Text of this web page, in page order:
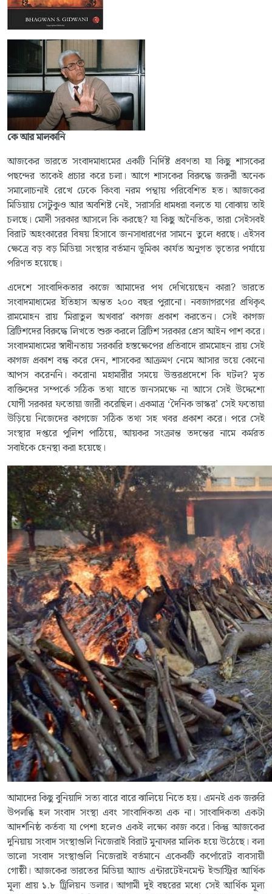
কে আর মালকানি
আজকের ভারতে সংবাদমাধ্যমের একটি নির্দিষ্ট প্রবণতা যা কিছু শাসকের
পছন্দের তাকেই প্রচার করে চলা। আগে শাসকের বিরুদ্ধে জরুরী অনেক
সমালোচনাই রেখে ঢেকে কিংবা নরম পন্থায় পরিবেশিত হত। আজকের
মিডিয়ায় সেটুকুও আর অবশিষ্ট নেই, সরাসরি ধামধরা বলতে যা বোঝায় তাই
চলছে। মোদী সরকার আসলে কি করছে? যা কিছু অনৈতিক, তারা সেইসবই
বিরাট অহংকারের বিষয় হিসাবে জনসাধারণের সামনে তুলে ধরছে। এইসব
ক্ষেত্রে বড় বড় মিডিয়া সংস্থার বর্তমান ভূমিকা কার্যত অনুগত ভৃত্যের পর্যায়ে
পরিণত হয়েছে।
এদেশে সাংবাদিকতার কাজে আমাদের পথ দেখিয়েছেন কারা? ভারতে
সংবাদমাধ্যমের ইতিহাস অন্তত ২০০ বছর পুরানো। নবজাগরণের প্রথিকৃৎ
রামমোহন রায় 'মিরাতুল অখবার' কাগজ প্রকাশ করতেন। সেই কাগজ
ব্রিটিশদের বিরুদ্ধে লিখতে শুরু করলে ব্রিটিশ সরকার প্রেস আইন পাশ করে।
সংবাদমাধ্যমের স্বাধীনতায় সরকারি হস্তক্ষেপের প্রতিবাদে রামমোহন রায় সেই
কাগজ প্রকাশ বন্ধ করে দেন, শাসকের আক্রমণ নেমে আসার ভয়ে কোনো
আপস করেননি। করোনা মহামারীর সময়ে উত্তরপ্রদেশে কি ঘটল? মৃত
ব্যক্তিদের সম্পর্কে সঠিক তথ্য যাতে জনসমক্ষে না আসে সেই উদ্দেশ্যে
যোগী সরকার ফতোয়া জারী করেছিল। একমাত্র ‘দৈনিক ভাস্কর’ সেই ফতোয়া
উড়িয়ে নিজেদের কাগজে সঠিক তথ্য সহ খবর প্রকাশ করে। পরে সেই
সংস্থার দপ্তরে পুলিশ পাঠিয়ে, আয়কর সংক্রান্ত তদন্তের নামে কর্মরত
সবাইকে হেনস্থা করা হয়েছে।
আমাদের কিছু বুনিয়াদি সত্য বারে বারে ঝালিয়ে নিতে হয়। এমনই এক জরুরি
উপলব্ধি হল সংবাদ সংস্থা এবং সাংবাদিকতা এক না। সাংবাদিকতা একটা
আদর্শনিষ্ঠ কর্তব্য যা পেশা হলেও একই লক্ষ্যে কাজ করে। কিন্তু আজকের
দুনিয়ায় সংবাদ সংস্থাগুলি নিজেরাই বিরাট মুনাফার মালিক হয়ে উঠেছে। বলা
ভালো সংবাদ সংস্থাগুলি নিজেরাই বর্তমানে একেকটি কর্পোরেট ব্যবসায়ী
গোষ্ঠী। আজকের ভারতের মিডিয়া অ্যান্ড এন্টারটেইনমেন্ট ইন্ডাস্ট্রির আর্থিক
মূল্য প্রায় ১.৮ ট্রিলিয়ন ডলার। আগামী দুই বছরের মধ্যে সেই আর্থিক মূল্য